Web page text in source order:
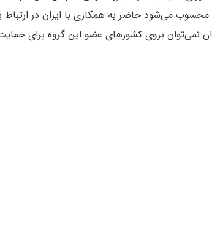
محسوب می‌شود حاضر به همکاری با ایران در
نمی‌توان بروی کشورهای عضو این گروه برای حمایت